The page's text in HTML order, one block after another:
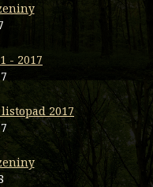
- 2017
2017